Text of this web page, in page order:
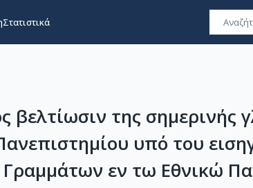
Στατιστικά
βελτίωσιν της
υπό του
εν τω Εθνικώ